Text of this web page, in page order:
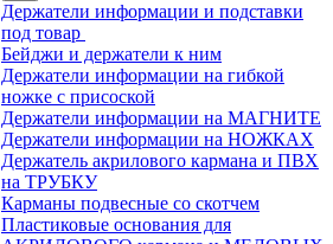
Держатели информации и подставки
под товар
Бейджи и держатели к ним
Держатели информации на гибкой
ножке с присоской
Держатели информации на МАГНИТЕ
Держатели информации на НОЖКАХ
Держатель акрилового кармана и ПВХ
на ТРУБКУ
Карманы подвесные со скотчем
Пластиковые основания для